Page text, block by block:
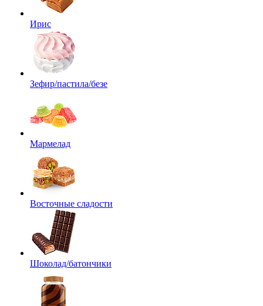
Ирис
Зефир/пастила/безе
Мармелад
Восточные сладости
Шоколад/батончики